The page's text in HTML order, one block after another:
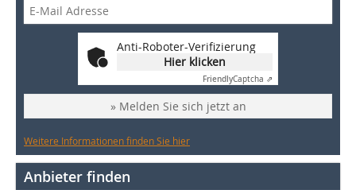
Anti-Roboter-Verifizierung
Hier klicken
FriendlyCaptcha ⇗
» Melden Sie sich jetzt an
Weitere Informationen finden Sie hier
Anbieter finden